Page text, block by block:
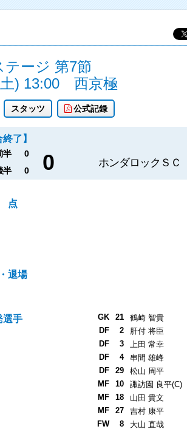
テージ 第7節
) 13:00
西京極
スタッツ 公式記録
終了】
半 0 0 ホンダロックＳＣ
半 0
点
退場
選手 GK 21
鶴崎 智貴
DF
2
肝付 将臣
DF
3
上田 常幸
DF
4
串間 雄峰
DF
29
松山 周平
MF
10
諏訪園 良平(C)
MF
18
山田 貴文
MF
27
吉村 康平
FW
8
大山 直哉